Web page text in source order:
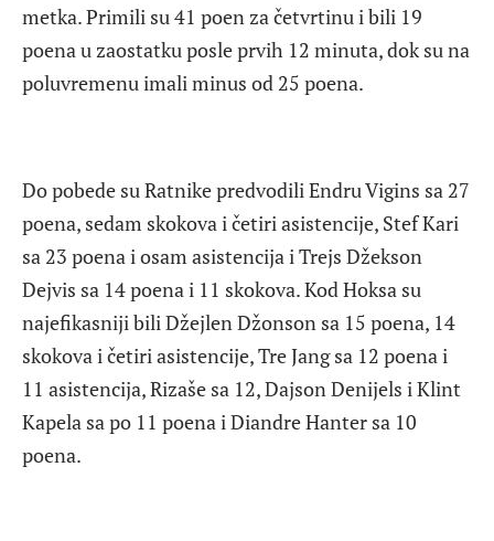
metka. Primili su 41 poen za četvrtinu i bili 19
poena u zaostatku posle prvih 12 minuta, dok su na
poluvremenu imali minus od 25 poena.
Do pobede su Ratnike predvodili Endru Vigins sa 27
poena, sedam skokova i četiri asistencije, Stef Kari
sa 23 poena i osam asistencija i Trejs Džekson
Dejvis sa 14 poena i 11 skokova. Kod Hoksa su
najefikasniji bili Džejlen Džonson sa 15 poena, 14
skokova i četiri asistencije, Tre Jang sa 12 poena i
11 asistencija, Rizaše sa 12, Dajson Denijels i Klint
Kapela sa po 11 poena i Diandre Hanter sa 10
poena.